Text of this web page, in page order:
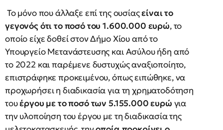
Το μόνο που άλλαξε επί της ουσίαςείναι το
γεγονός ότι το ποσό του 1.600.000 ευρώ, το
οποίο είχε δοθεί στον Δήμο Χίου από το
Υπουργείο Μετανάστευσης και Ασύλου ήδη από
το 2022 και παρέμενε δυστυχώς αναξιοποίητο,
επιστράφηκε προκειμένου, όπως ειπώθηκε, να
προχωρήσει η διαδικασία για τη χρηματοδότηση
τουέργου με το ποσό των 5.155.000 ευρώ για
την υλοποίηση του έργου με τη διαδικασία της